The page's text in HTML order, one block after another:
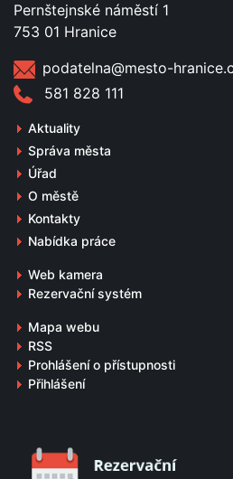
Pernštejnské náměstí 1
753 01 Hranice
podatelna@mesto-
581 828 111
Aktuality
Správa města
Úřad
O městě
Kontakty
Nabídka práce
Web kamera
Rezervační systém
Mapa webu
RSS
Prohlášení o přístupnosti
Přihlášení